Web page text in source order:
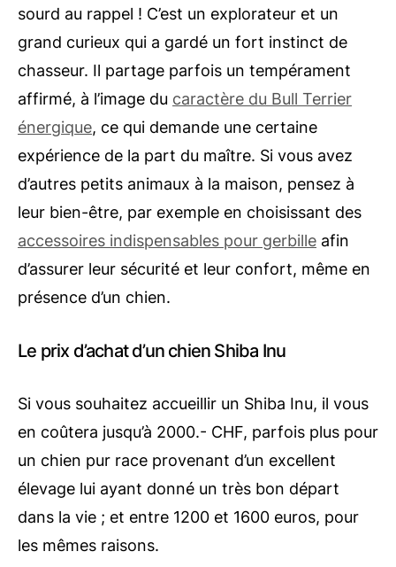
sourd au rappel ! C’est un explorateur et un
grand curieux qui a gardé un fort instinct de
chasseur. Il partage parfois un tempérament
affirmé, à l’image du caractère du Bull Terrier
énergique, ce qui demande une certaine
expérience de la part du maître. Si vous avez
d’autres petits animaux à la maison, pensez à
leur bien-être, par exemple en choisissant des
accessoires indispensables pour gerbille afin
d’assurer leur sécurité et leur confort, même en
présence d’un chien.
Le prix d’achat d’un chien Shiba Inu
Si vous souhaitez accueillir un Shiba Inu, il vous
en coûtera jusqu’à 2000.- CHF, parfois plus pour
un chien pur race provenant d’un excellent
élevage lui ayant donné un très bon départ
dans la vie ; et entre 1200 et 1600 euros, pour
les mêmes raisons.